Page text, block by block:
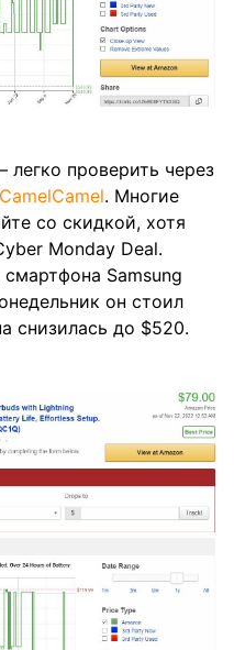
проверить через
. Многие
со скидкой, хотя
Monday Deal.
Samsung
он стоил
снизилась до $520.